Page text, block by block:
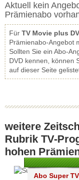
Aktuell kein
Prämienabo
Für TV Movie plus
Prämienabo-Angebot
Sollten Sie ein Abo-
DVD kennen, können
auf dieser Seite
weitere
Rubrik TV-
hohen
Abo Super TV